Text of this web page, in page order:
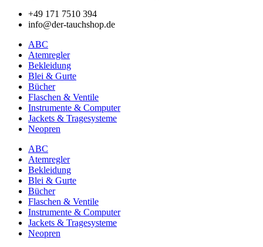
+49 171 7510 394
info@der-tauchshop.de
ABC
Atemregler
Bekleidung
Blei & Gurte
Bücher
Flaschen & Ventile
Instrumente & Computer
Jackets & Tragesysteme
Neopren
ABC
Atemregler
Bekleidung
Blei & Gurte
Bücher
Flaschen & Ventile
Instrumente & Computer
Jackets & Tragesysteme
Neopren